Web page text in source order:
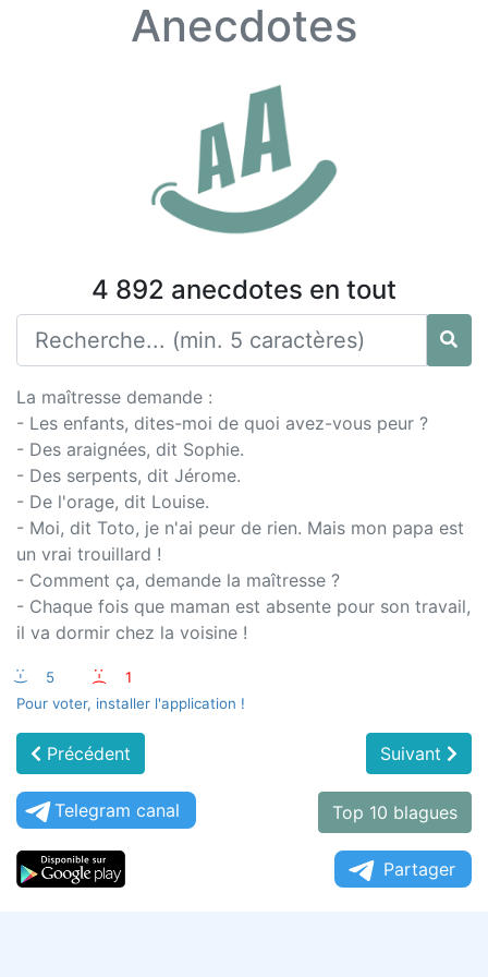
Anecdotes
4 892 anecdotes en tout
La maîtresse demande :
- Les enfants, dites-moi de quoi avez-vous peur ?
- Des araignées, dit Sophie.
- Des serpents, dit Jérome.
- De l'orage, dit Louise.
- Moi, dit Toto, je n'ai peur de rien. Mais mon papa est
un vrai trouillard !
- Comment ça, demande la maîtresse ?
- Chaque fois que maman est absente pour son travail,
il va dormir chez la voisine !
:-) 5 :-(
1
Pour voter, installer l'application !
Précédent Suivant
Telegram canal Top 10 blagues
Partager